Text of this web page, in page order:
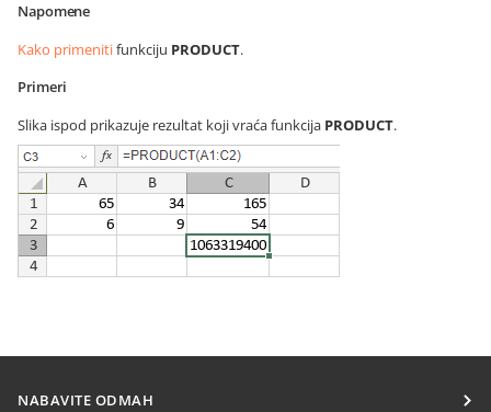
Napomene
Kako primenitifunkciju PRODUCT.
Primeri
Slika ispod prikazuje rezultat koji vraća funkcija PRODUCT.
NABAVITE ODMAH